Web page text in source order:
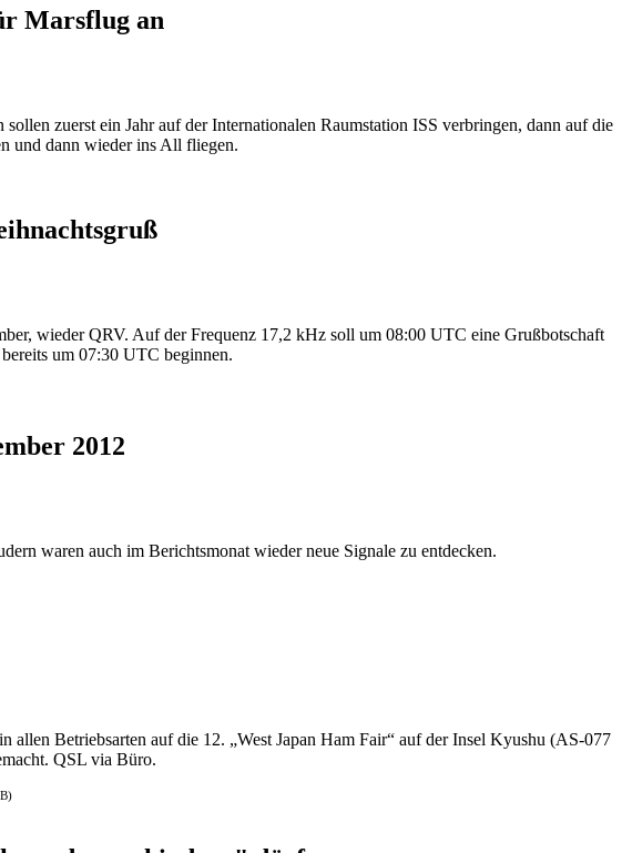
Marsflug an
zuerst ein Jahr auf der Internationalen Raumstation ISS verbringen, dann auf die
und dann wieder ins All fliegen.
wieder QRV. Auf der Frequenz 17,2 kHz soll um 08:00 UTC eine Grußbotschaft
um 07:30 UTC beginnen.
2012
waren auch im Berichtsmonat wieder neue Signale zu entdecken.
Betriebsarten auf die 12. „West Japan Ham Fair“ auf der Insel Kyushu (AS-077
QSL via Büro.